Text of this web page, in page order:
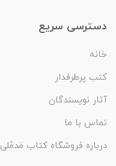
دسترسی سریع
خانه
کتب پرطرفدار
آثار نویسندگان
تماس با ما
درباره فروشگاه کتاب مَدمُلی